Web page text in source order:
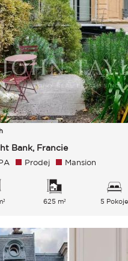
Bank, Francie
Prodej Mansion
625 m² 5 Pokoje